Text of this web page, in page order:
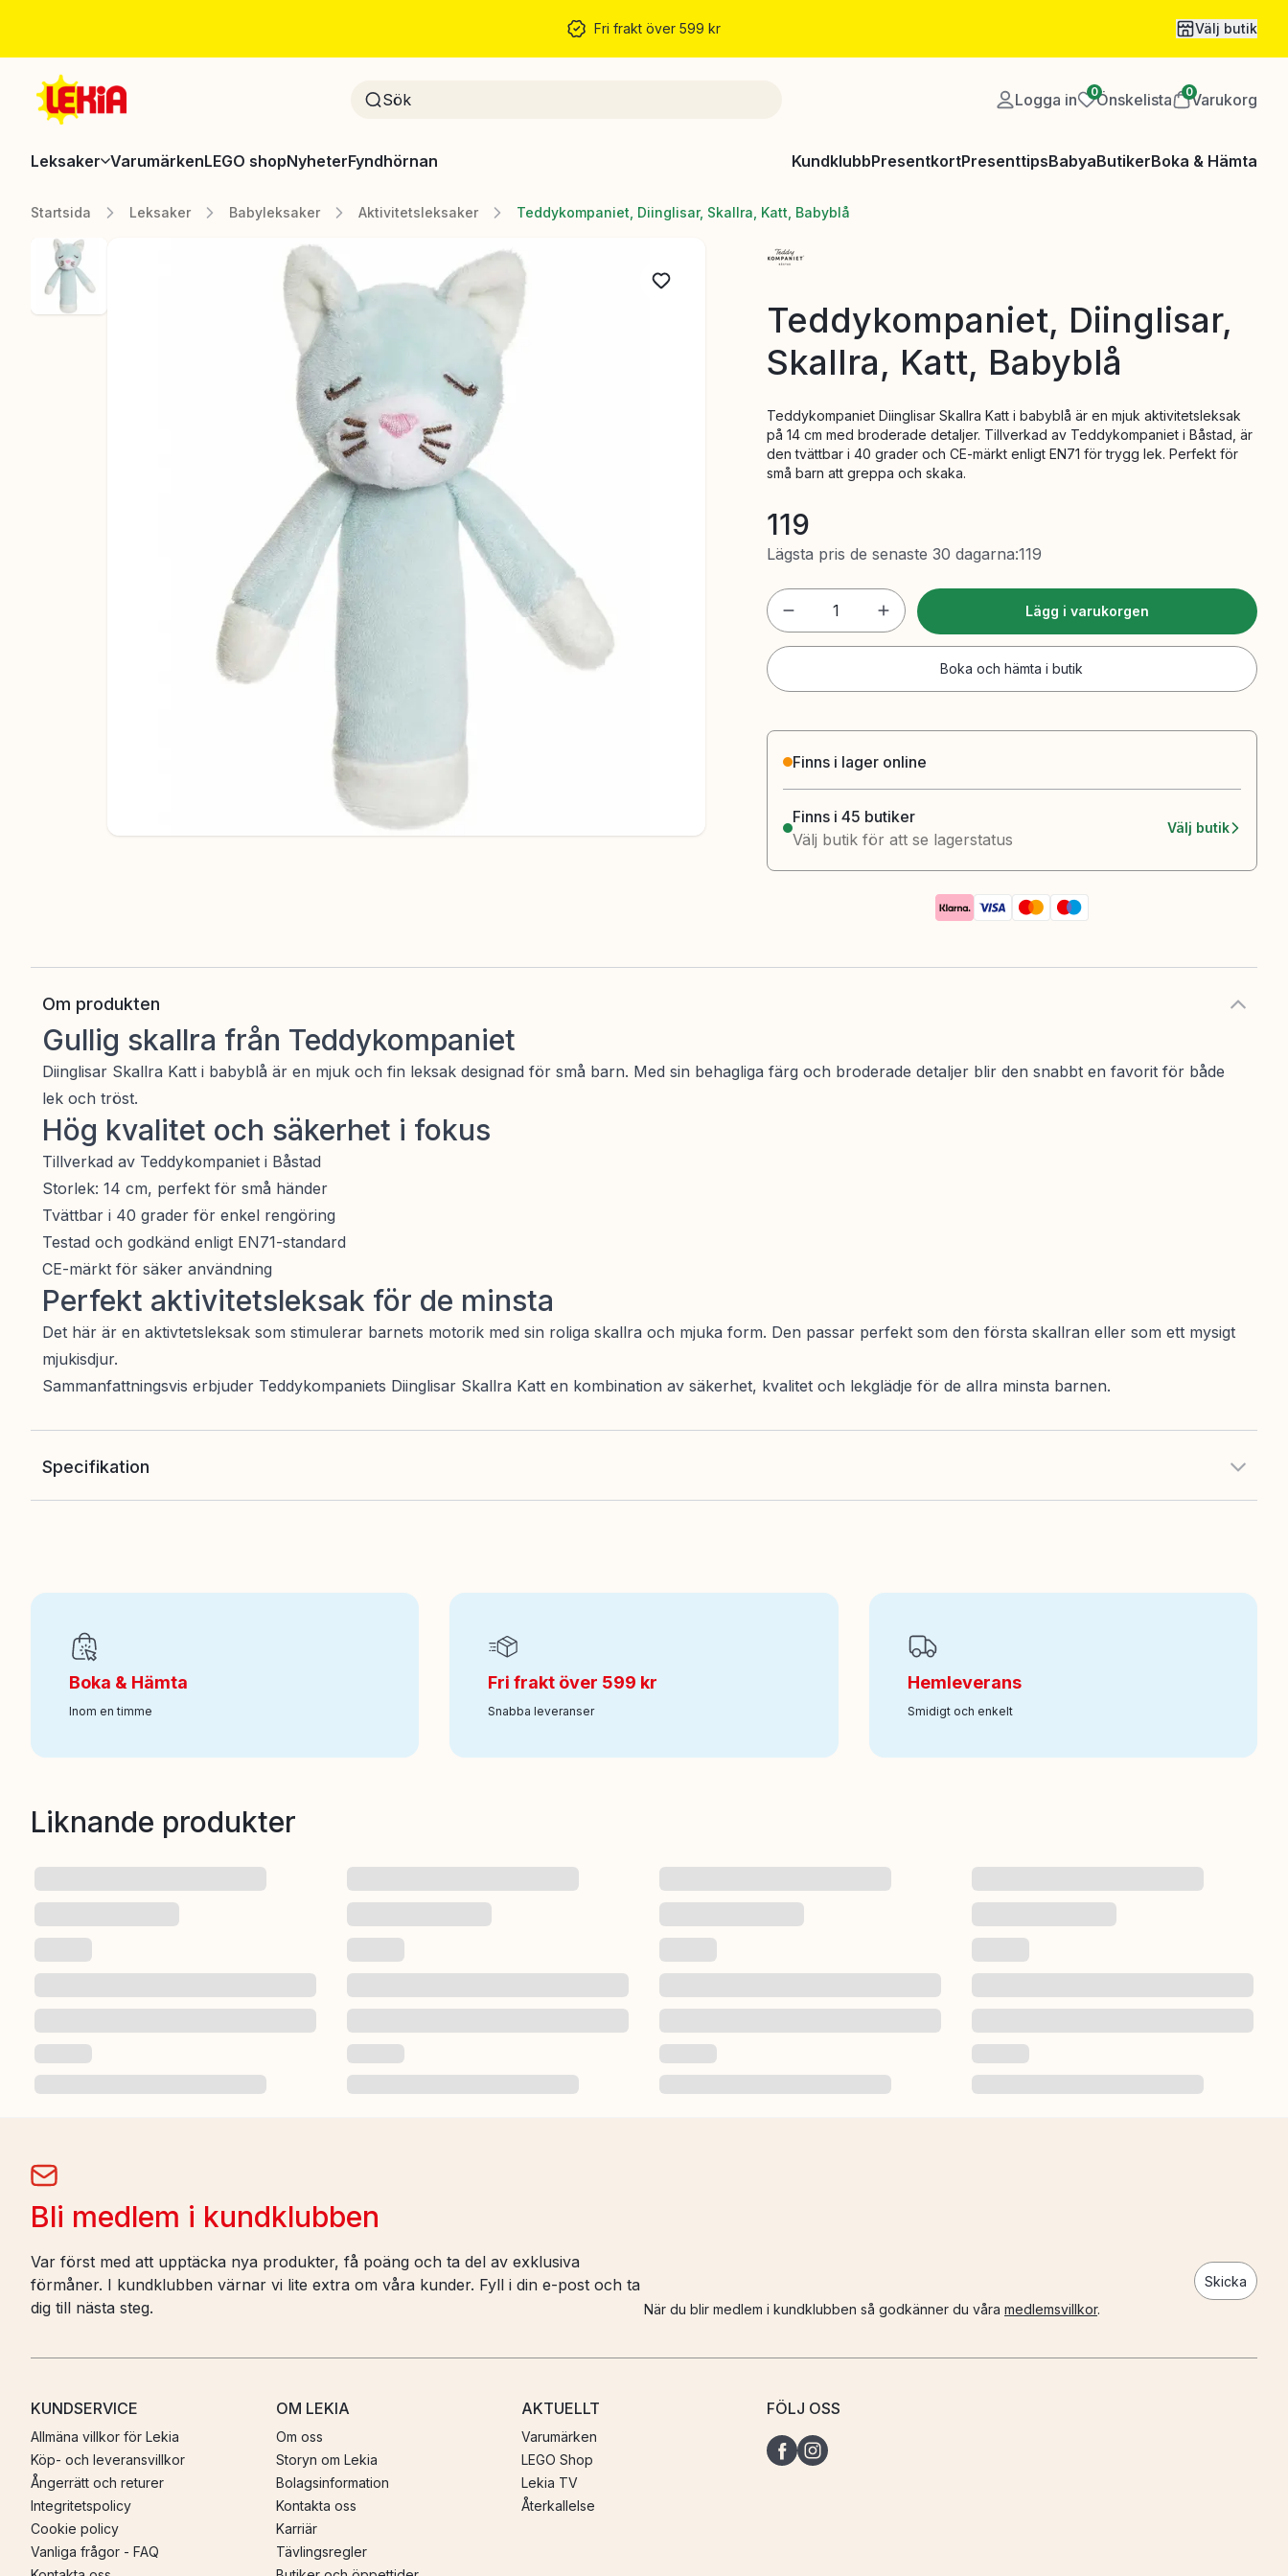
Fri frakt över 599 kr Välj butik
Logga in 0Önskelista 0Varukorg
Leksaker VarumärkenLEGO shopNyheterFyndhörnan KundklubbPresentkortPresenttipsBabyaButikerBoka & Hämta
Startsida Leksaker Babyleksaker Aktivitetsleksaker Teddykompaniet, Diinglisar, Skallra, Katt, Babyblå
Teddykompaniet, Diinglisar,
Skallra, Katt, Babyblå
Teddykompaniet Diinglisar Skallra Katt i babyblå är en mjuk aktivitetsleksak
på 14 cm med broderade detaljer. Tillverkad av Teddykompaniet i Båstad, är
den tvättbar i 40 grader och CE-märkt enligt EN71 för trygg lek. Perfekt för
små barn att greppa och skaka.
119
Lägsta pris de senaste 30 dagarna:119
1 Lägg i varukorgen
Boka och hämta i butik
Finns i lager online
Finns i 45 butiker
Välj butik för att se lagerstatus
Välj butik
Om produkten
Gullig skallra från Teddykompaniet
Diinglisar Skallra Katt i babyblå är en mjuk och fin leksak designad för små barn. Med sin behagliga färg och broderade detaljer blir den snabbt en favorit för både
lek och tröst.
Hög kvalitet och säkerhet i fokus
Tillverkad av Teddykompaniet i Båstad
Storlek: 14 cm, perfekt för små händer
Tvättbar i 40 grader för enkel rengöring
Testad och godkänd enligt EN71-standard
CE-märkt för säker användning
Perfekt aktivitetsleksak för de minsta
Det här är en aktivtetsleksak som stimulerar barnets motorik med sin roliga skallra och mjuka form. Den passar perfekt som den första skallran eller som ett mysigt
mjukisdjur.
Sammanfattningsvis erbjuder Teddykompaniets Diinglisar Skallra Katt en kombination av säkerhet, kvalitet och lekglädje för de allra minsta barnen.
Specifikation
Art nr:140-4091
Boka & Hämta
Inom en timme
Fri frakt över 599 kr
Snabba leveranser
Hemleverans
Smidigt och enkelt
Liknande produkter
Bli medlem i kundklubben
Var först med att upptäcka nya produkter, få poäng och ta del av exklusiva
förmåner. I kundklubben värnar vi lite extra om våra kunder. Fyll i din e-post och ta
dig till nästa steg.
Skicka
När du blir medlem i kundklubben så godkänner du våra medlemsvillkor.
KUNDSERVICE
Allmäna villkor för Lekia
Köp- och leveransvillkor
Ångerrätt och returer
Integritetspolicy
Cookie policy
Vanliga frågor - FAQ
OM LEKIA
Om oss
Storyn om Lekia
Bolagsinformation
Kontakta oss
Karriär
Tävlingsregler
AKTUELLT
Varumärken
LEGO Shop
Lekia TV
Återkallelse
FÖLJ OSS